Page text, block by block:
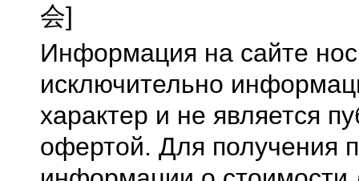
会]
Информация на сайте
исключительно
характер и не является
офертой. Для получения